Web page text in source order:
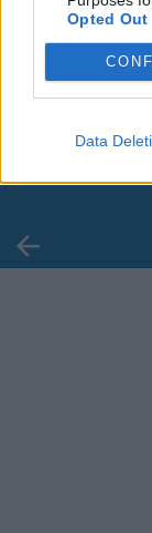
Opted Out
Data
in ospedale.